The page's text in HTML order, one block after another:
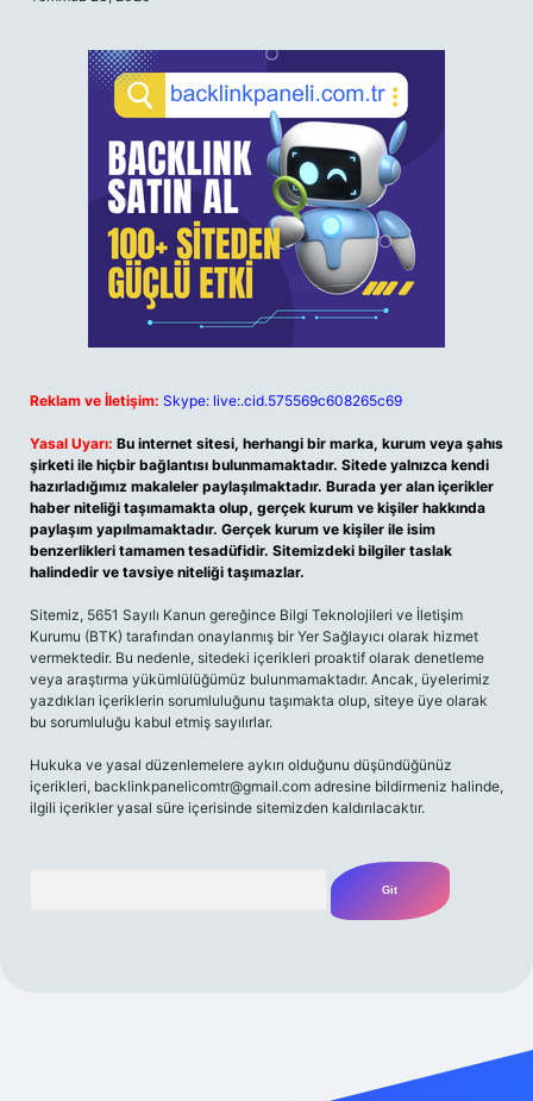
Reklam ve İletişim: Skype: live:.cid.575569c608265c69
Yasal Uyarı: Bu internet sitesi, herhangi bir marka, kurum veya şahıs
şirketi ile hiçbir bağlantısı bulunmamaktadır. Sitede yalnızca kendi
hazırladığımız makaleler paylaşılmaktadır. Burada yer alan içerikler
haber niteliği taşımamakta olup, gerçek kurum ve kişiler hakkında
paylaşım yapılmamaktadır. Gerçek kurum ve kişiler ile isim
benzerlikleri tamamen tesadüfidir. Sitemizdeki bilgiler taslak
halindedir ve tavsiye niteliği taşımazlar.
Sitemiz, 5651 Sayılı Kanun gereğince Bilgi Teknolojileri ve İletişim
Kurumu (BTK) tarafından onaylanmış bir Yer Sağlayıcı olarak hizmet
vermektedir. Bu nedenle, sitedeki içerikleri proaktif olarak denetleme
veya araştırma yükümlülüğümüz bulunmamaktadır. Ancak, üyelerimiz
yazdıkları içeriklerin sorumluluğunu taşımakta olup, siteye üye olarak
bu sorumluluğu kabul etmiş sayılırlar.
Hukuka ve yasal düzenlemelere aykırı olduğunu düşündüğünüz
içerikleri, backlinkpanelicomtr@gmail.com adresine bildirmeniz halinde,
ilgili içerikler yasal süre içerisinde sitemizden kaldırılacaktır.